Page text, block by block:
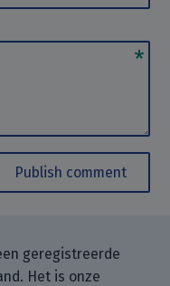
Publish comment
geregistreerde
Het is onze